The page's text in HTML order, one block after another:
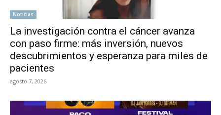
Noticias
La investigación contra el cáncer avanza
con paso firme: más inversión, nuevos
descubrimientos y esperanza para miles de
pacientes
agosto 7, 2026